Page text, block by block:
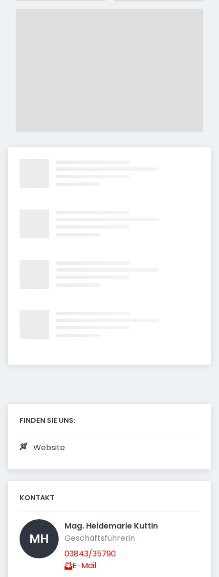
FINDEN SIE UNS:
Website
KONTAKT
MH
Mag. Heidemarie Kuttin
Geschäftsführerin
03843/35790
E-Mail